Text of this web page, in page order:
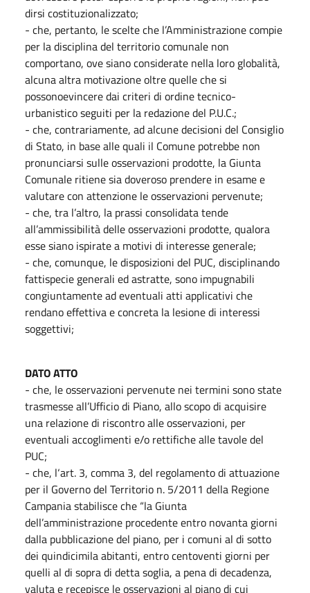
dirsi costituzionalizzato;
- che, pertanto, le scelte che l’Amministrazione compie
per la disciplina del territorio comunale non
comportano, ove siano considerate nella loro globalità,
alcuna altra motivazione oltre quelle che si
possonoevincere dai criteri di ordine tecnico-
urbanistico seguiti per la redazione del P.U.C.;
- che, contrariamente, ad alcune decisioni del Consiglio
di Stato, in base alle quali il Comune potrebbe non
pronunciarsi sulle osservazioni prodotte, la Giunta
Comunale ritiene sia doveroso prendere in esame e
valutare con attenzione le osservazioni pervenute;
- che, tra l’altro, la prassi consolidata tende
all’ammissibilità delle osservazioni prodotte, qualora
esse siano ispirate a motivi di interesse generale;
- che, comunque, le disposizioni del PUC, disciplinando
fattispecie generali ed astratte, sono impugnabili
congiuntamente ad eventuali atti applicativi che
rendano effettiva e concreta la lesione di interessi
soggettivi;
DATO ATTO
- che, le osservazioni pervenute nei termini sono state
trasmesse all’Ufficio di Piano, allo scopo di acquisire
una relazione di riscontro alle osservazioni, per
eventuali accoglimenti e/o rettifiche alle tavole del
PUC;
- che, l‘art. 3, comma 3, del regolamento di attuazione
per il Governo del Territorio n. 5/2011 della Regione
Campania stabilisce che “la Giunta
dell’amministrazione procedente entro novanta giorni
dalla pubblicazione del piano, per i comuni al di sotto
dei quindicimila abitanti, entro centoventi giorni per
quelli al di sopra di detta soglia, a pena di decadenza,
valuta e recepisce le osservazioni al piano di cui